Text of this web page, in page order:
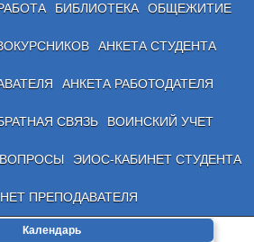
БИБЛИОТЕКА ОБЩЕЖИТИЕ
АНКЕТА СТУДЕНТА
АНКЕТА РАБОТОДАТЕЛЯ
СВЯЗЬ ВОИНСКИЙ УЧЕТ
ЭИОС-КАБИНЕТ СТУДЕНТА
ПРЕПОДАВАТЕЛЯ
Календарь